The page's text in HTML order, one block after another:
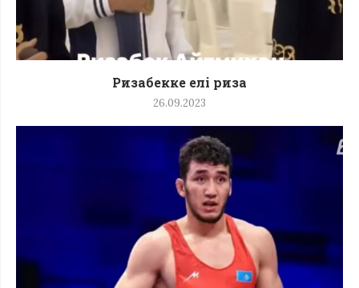
Ризабекке елі риза
26.09.2023